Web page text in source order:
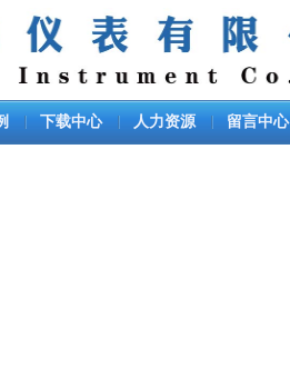
下载中心 人力资源 留言中心